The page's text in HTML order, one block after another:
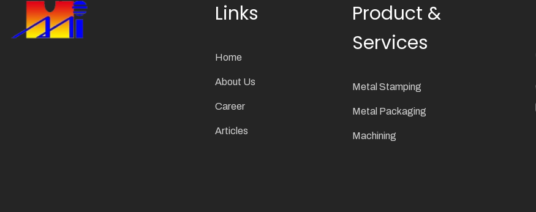
Links
Home
About Us
Career
Articles
Product &
Services
Metal Stamping
Metal Packaging
Machining